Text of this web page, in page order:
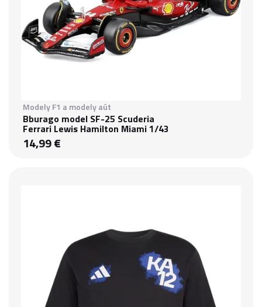
Modely F1 a modely aút
Bburago model SF-25 Scuderia
Ferrari Lewis Hamilton Miami 1/43
14,99 €